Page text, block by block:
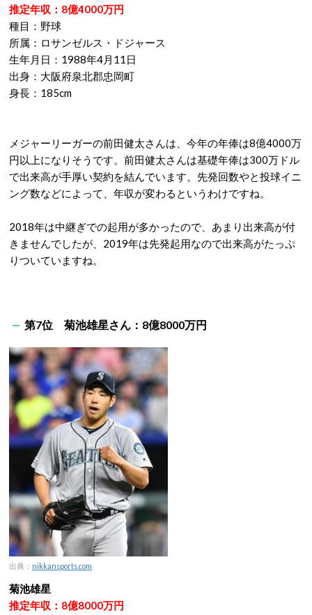
推定年収：8億4000万円
種目：野球
所属：ロサンゼルス・ドジャース
生年月日：1988年4月11日
出身：大阪府泉北郡忠岡町
身長：185cm
メジャーリーガーの前田健太さんは、今年の年俸は8億4000万
円以上になりそうです。前田健太さんは基礎年俸は300万ドル
で出来高が手厚い契約を結んでいます。先発回数やと投球イニ
ング数などによって、年収が変わるというわけですね。
2018年は中継ぎでの起用が多かったので、あまり出来高が付
きませんでしたが、2019年は先発起用なので出来高がたっぷ
りついていますね。
第7位 菊池雄星さん：8億8000万円
出典： nikkansports.com
菊池雄星
推定年収：8億8000万円